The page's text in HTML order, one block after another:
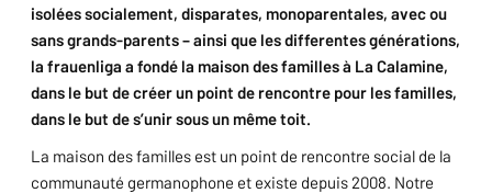
isolées socialement, disparates, monoparentales, avec ou
sans grands-parents – ainsi que les differentes générations,
la frauenliga a fondé la maison des familles à La Calamine,
dans le but de créer un point de rencontre pour les familles,
dans le but de s’unir sous un même toit.
La maison des familles est un point de rencontre social de la
communauté germanophone et existe depuis 2008. Notre